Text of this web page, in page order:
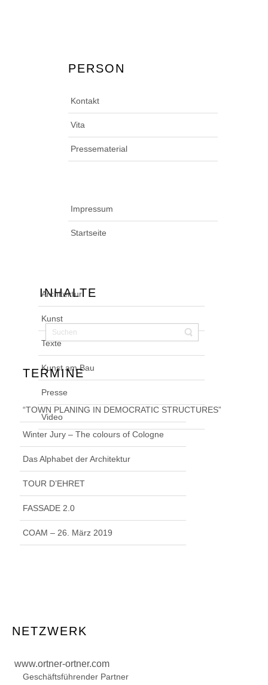
PERSON
Kontakt
Vita
Pressematerial
Impressum
Startseite
Architektur
Kunst
Texte
Kunst am Bau
Presse
Video
INHALTE
TERMINE
“TOWN PLANING IN DEMOCRATIC STRUCTURES”
Winter Jury – The colours of Cologne
Das Alphabet der Architektur
TOUR D’EHRET
FASSADE 2.0
COAM – 26. März 2019
NETZWERK
www.ortner-ortner.com
Geschäftsführender Partner